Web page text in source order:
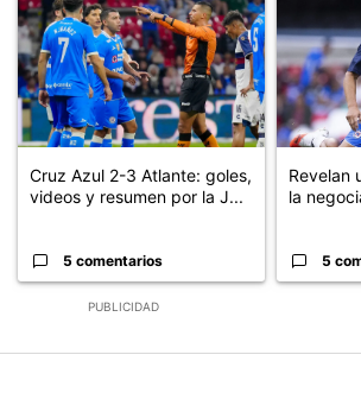
PUBLICIDAD
Cruz Azul 2-3 Atlante: goles,
videos y resumen por la J...
5 comentarios
Revelan
la
5